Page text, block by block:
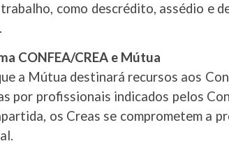
como descrédito, assédio e
CONFEA/CREA e Mútua
a Mútua destinará recursos aos
por profissionais indicados pelos
os Creas se comprometem a